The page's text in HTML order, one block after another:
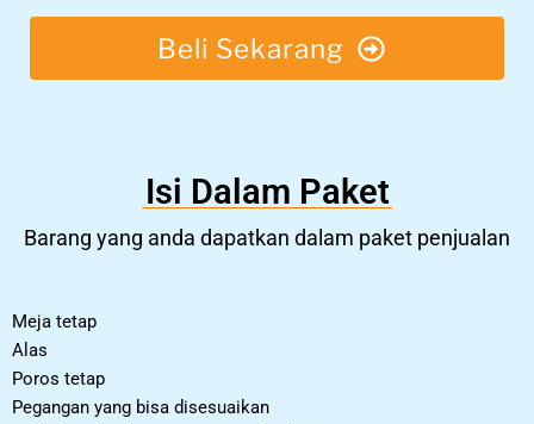
Beli Sekarang
Isi Dalam Paket
Barang yang anda dapatkan dalam paket penjualan
Meja tetap
Alas
Poros tetap
Pegangan yang bisa disesuaikan